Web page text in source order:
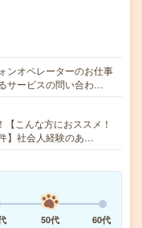
ンオペレーターのお仕事
サービスの問い合わ…
こんな方におススメ！
】社会人経験のあ…
50代 60代